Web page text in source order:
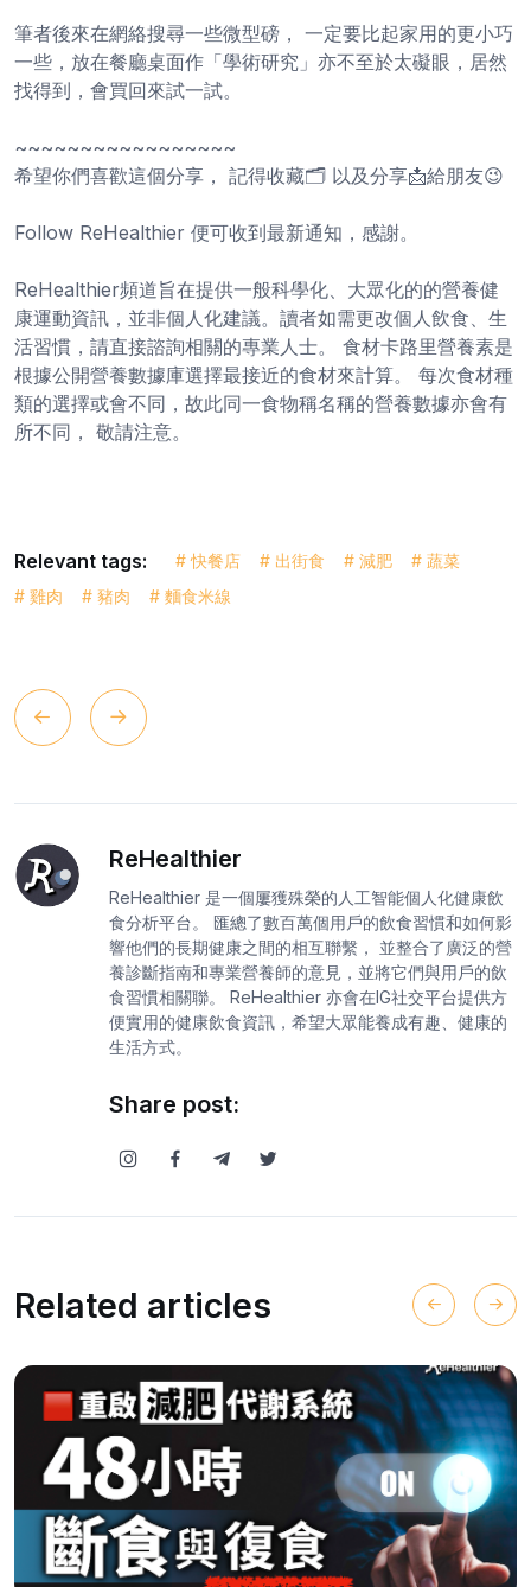
筆者後來在網絡搜尋一些微型磅， 一定要比起家用的更小巧
一些，放在餐廳桌面作「學術研究」亦不至於太礙眼，居然
找得到，會買回來試一試。
~~~~~~~~~~~~~~~~~
希望你們喜歡這個分享， 記得收藏🗂️ 以及分享📩給朋友😉
Follow ReHealthier 便可收到最新通知，感謝。
ReHealthier頻道旨在提供一般科學化、大眾化的的營養健
康運動資訊，並非個人化建議。讀者如需更改個人飲食、生
活習慣，請直接諮詢相關的專業人士。 食材卡路里營養素是
根據公開營養數據庫選擇最接近的食材來計算。 每次食材種
類的選擇或會不同，故此同一食物稱名稱的營養數據亦會有
所不同， 敬請注意。
Relevant tags: # 快餐店 # 出街食 # 減肥
# 蔬菜
# 雞肉
# 豬肉 # 麵食米線
ReHealthier
ReHealthier 是一個屢獲殊榮的人工智能個人化健康飲
食分析平台。 匯總了數百萬個用戶的飲食習慣和如何影
響他們的長期健康之間的相互聯繫， 並整合了廣泛的營
養診斷指南和專業營養師的意見，並將它們與用戶的飲
食習慣相關聯。 ReHealthier 亦會在IG社交平台提供方
便實用的健康飲食資訊，希望大眾能養成有趣、健康的
生活方式。
Share post:
Related articles